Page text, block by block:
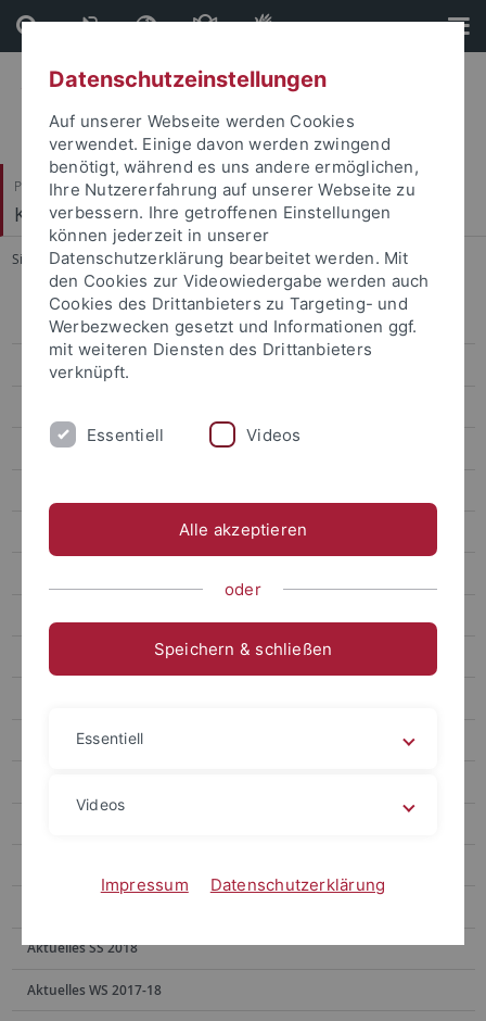
Direkt
zum
Inhalt
Direkt
zur
Fußleiste
Philosophische Fakultät
Koreanistik
Sie sind hier: Startseite ... Aktuelles WS 2021/22
Aktuelles WiSe 2025/26
Aktuelles SoSe 2025
Aktuelles SoSe 2024
Aktuelles WS 2021/22
Aktuelles WS 2020/21
Aktuelles SS 2018
Aktuelles WS 2017-18
Datenschutzeinstellungen
Auf unserer Webseite werden Cookies
verwendet. Einige davon werden zwingend
benötigt, während es uns andere ermöglichen,
Ihre Nutzererfahrung auf unserer Webseite zu
verbessern. Ihre getroffenen Einstellungen
können jederzeit in unserer
Datenschutzerklärung bearbeitet werden. Mit
den Cookies zur Videowiedergabe werden auch
Cookies des Drittanbieters zu Targeting- und
Werbezwecken gesetzt und Informationen ggf.
mit weiteren Diensten des Drittanbieters
verknüpft.
Essentiell Videos
Alle akzeptieren
oder
Speichern & schließen
Essentiell
Videos
Impressum Datenschutzerklärung